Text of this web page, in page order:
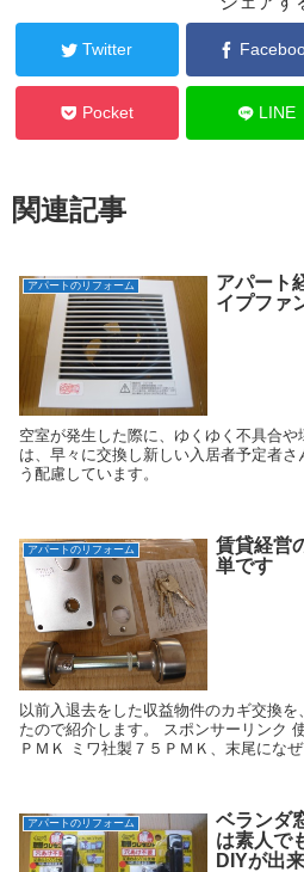
Twitter
Pocket LINE
関連記事
アパートのリフォーム
アパート
イプファ
空室が発生した際に、ゆくゆく不具合
は、早々に交換し新しい入居者予定者さ
う配慮しています。
アパートのリフォーム
賃貸経営
単です
以前入退去をした収益物件のカギ交換
たので紹介します。 スポンサーリンク
ＰＭＫ ミワ社製７５ＰＭＫ、末尾にな
アパートのリフォーム
ベランダ
は素人で
DIYが出